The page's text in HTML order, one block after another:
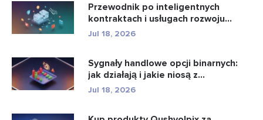
Przewodnik po inteligentnych
kontraktach i usługach rozwoju
intel...
Jul 18, 2026
Sygnały handlowe opcji binarnych:
jak działają i jakie niosą z...
Jul 18, 2026